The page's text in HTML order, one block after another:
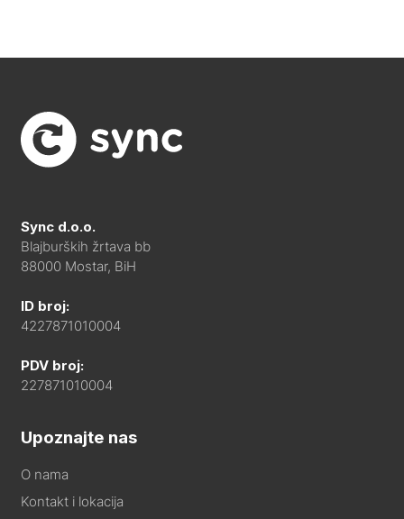
Sync d.o.o.
Blajburških žrtava bb
88000 Mostar, BiH
ID broj:
4227871010004
PDV broj:
227871010004
Upoznajte nas
O nama
Kontakt i lokacija